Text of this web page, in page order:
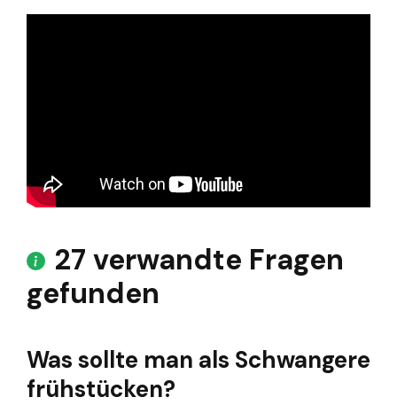
27 verwandte Fragen
gefunden
Was sollte man als Schwangere
frühstücken?